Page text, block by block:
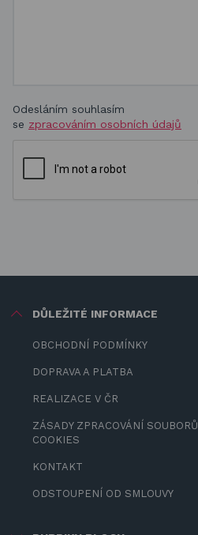
Odesláním souhlasím
se zpracováním osobních údajů
DŮLEŽITÉ INFORMACE
OBCHODNÍ PODMÍNKY
DOPRAVA A PLATBA
REALIZACE V ČR
ZÁSADY ZPRACOVÁNÍ SOUBORŮ
COOKIES
KONTAKT
ODSTOUPENÍ OD SMLOUVY